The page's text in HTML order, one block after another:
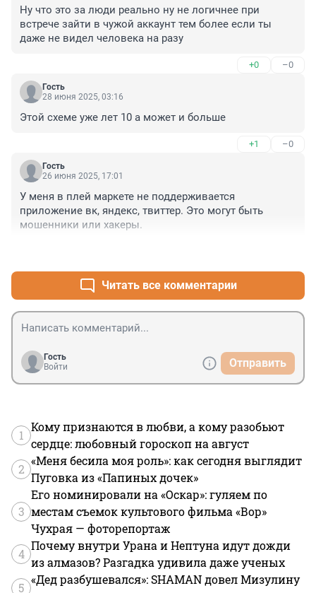
Ну что это за люди реально ну не логичнее при
встрече зайти в чужой аккаунт тем более если ты
даже не видел человека на разу
+0 –0
Гость
28 июня 2025, 03:16
Этой схеме уже лет 10 а может и больше
+1 –0
Гость
26 июня 2025, 17:01
У меня в плей маркете не поддерживается
приложение вк, яндекс, твиттер. Это могут быть
мошенники или хакеры.
Читать все комментарии
Гость
Войти
Отправить
1
Кому признаются в любви, а кому разобьют
сердце: любовный гороскоп на август
2
«Меня бесила моя роль»: как сегодня выглядит
Пуговка из «Папиных дочек»
3
Его номинировали на «Оскар»: гуляем по
местам съемок культового фильма «Вор»
Чухрая — фоторепортаж
4
Почему внутри Урана и Нептуна идут дожди
из алмазов? Разгадка удивила даже ученых
5
«Дед разбушевался»: SHAMAN довел Мизулину